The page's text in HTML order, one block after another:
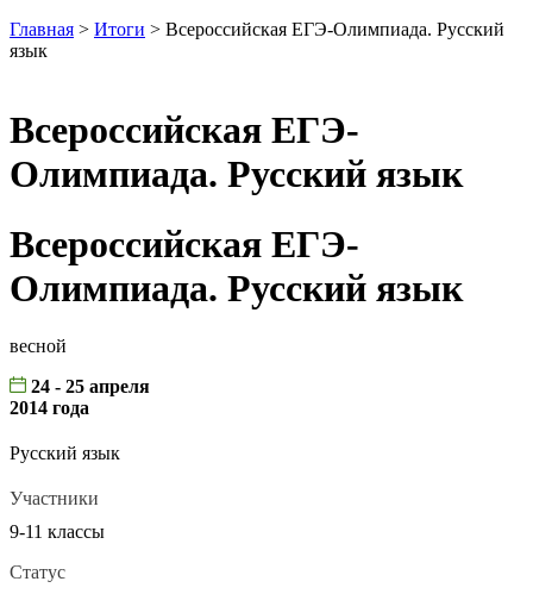
Главная > Итоги > Всероссийская ЕГЭ-Олимпиада. Русский
язык
Всероссийская ЕГЭ-
Олимпиада. Русский язык
Всероссийская ЕГЭ-
Олимпиада. Русский язык
весной
24 - 25 апреля
2014 года
Русский язык
Участники
9-11 классы
Статус